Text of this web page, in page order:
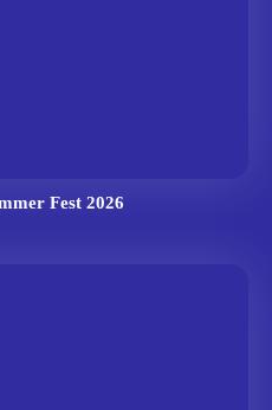
Fest 2026